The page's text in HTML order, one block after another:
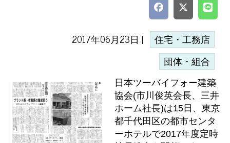
2017年06月23日 | 住宅・工務店
団体・組合
日本ツーバイフォー建築
協会(市川俊英会長、三井
ホーム社長)は15日、東京
都千代田区の都市センタ
ーホテルで2017年度定時